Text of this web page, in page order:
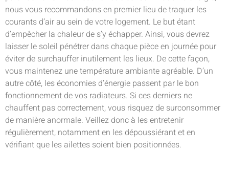
nous vous recommandons en premier lieu de traquer les
courants d’air au sein de votre logement. Le but étant
d’empêcher la chaleur de s’y échapper. Ainsi, vous devrez
laisser le soleil pénétrer dans chaque pièce en journée pour
éviter de surchauffer inutilement les lieux. De cette façon,
vous maintenez une température ambiante agréable. D’un
autre côté, les économies d’énergie passent par le bon
fonctionnement de vos radiateurs. Si ces derniers ne
chauffent pas correctement, vous risquez de surconsommer
de manière anormale. Veillez donc à les entretenir
régulièrement, notamment en les dépoussiérant et en
vérifiant que les ailettes soient bien positionnées.